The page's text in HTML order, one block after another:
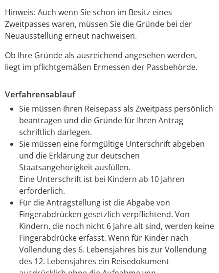
Hinweis: Auch wenn Sie schon im Besitz eines
Zweitpasses waren, müssen Sie die Gründe bei der
Neuausstellung erneut nachweisen.
Ob Ihre Gründe als ausreichend angesehen werden,
liegt im pflichtgemäßen Ermessen der Passbehörde.
Verfahrensablauf
Sie müssen Ihren Reisepass als Zweitpass persönlich
beantragen und die Gründe für Ihren Antrag
schriftlich darlegen.
Sie müssen eine formgültige Unterschrift abgeben
und die Erklärung zur deutschen
Staatsangehörigkeit ausfüllen.
Eine Unterschrift ist bei Kindern ab 10 Jahren
erforderlich.
Für die Antragstellung ist die Abgabe von
Fingerabdrücken gesetzlich verpflichtend. Von
Kindern, die noch nicht 6 Jahre alt sind, werden keine
Fingerabdrücke erfasst. Wenn für Kinder nach
Vollendung des 6. Lebensjahres bis zur Vollendung
des 12. Lebensjahres ein Reisedokument